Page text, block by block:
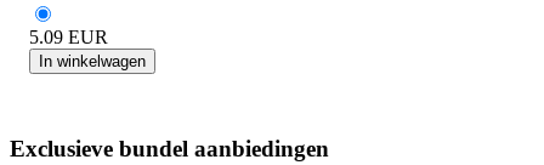
5.09 EUR
In winkelwagen
Exclusieve bundel aanbiedingen